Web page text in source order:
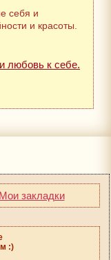
себя и
и красоты.
любовь к себе.
закладки
:)